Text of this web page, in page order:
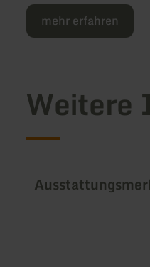
mehr erfahren
Weitere